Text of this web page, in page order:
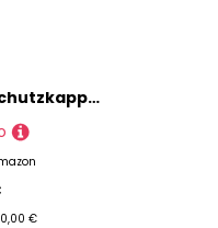
Colcolo 5-teilige -Schutzkappe, Spitzenschutz, Modellierwerkzeuge, Zubehör, klare -Düsenschutz-Schutzabdeckung
€